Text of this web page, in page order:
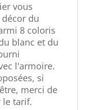
vous
du
8 coloris
blanc et du
l'armoire.
si
merci de
le tarif.